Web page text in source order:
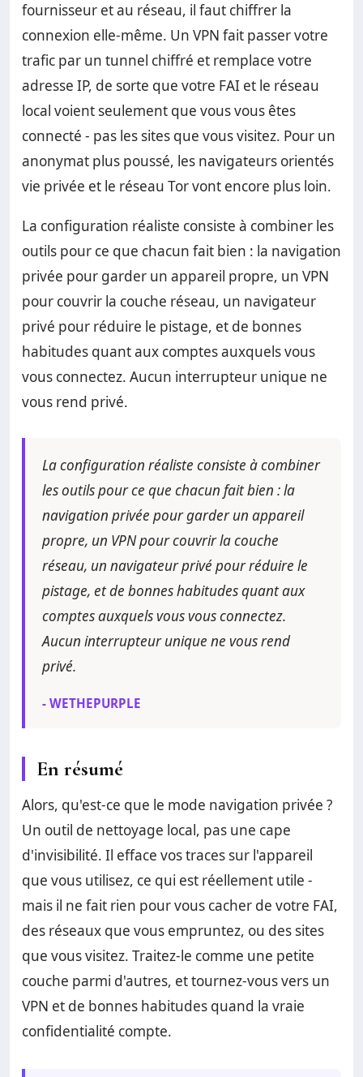
fournisseur et au réseau, il faut chiffrer la
connexion elle-même. Un VPN fait passer votre
trafic par un tunnel chiffré et remplace votre
adresse IP, de sorte que votre FAI et le réseau
local voient seulement que vous vous êtes
connecté - pas les sites que vous visitez. Pour un
anonymat plus poussé, les navigateurs orientés
vie privée et le réseau Tor vont encore plus loin.
La configuration réaliste consiste à combiner les
outils pour ce que chacun fait bien : la navigation
privée pour garder un appareil propre, un VPN
pour couvrir la couche réseau, un navigateur
privé pour réduire le pistage, et de bonnes
habitudes quant aux comptes auxquels vous
vous connectez. Aucun interrupteur unique ne
vous rend privé.
La configuration réaliste consiste à combiner
les outils pour ce que chacun fait bien : la
navigation privée pour garder un appareil
propre, un VPN pour couvrir la couche
réseau, un navigateur privé pour réduire le
pistage, et de bonnes habitudes quant aux
comptes auxquels vous vous connectez.
Aucun interrupteur unique ne vous rend
privé.
- WETHEPURPLE
En résumé
Alors, qu'est-ce que le mode navigation privée ?
Un outil de nettoyage local, pas une cape
d'invisibilité. Il efface vos traces sur l'appareil
que vous utilisez, ce qui est réellement utile -
mais il ne fait rien pour vous cacher de votre FAI,
des réseaux que vous empruntez, ou des sites
que vous visitez. Traitez-le comme une petite
couche parmi d'autres, et tournez-vous vers un
VPN et de bonnes habitudes quand la vraie
confidentialité compte.